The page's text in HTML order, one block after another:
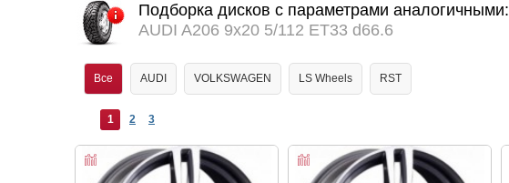
Подборка дисков с параметрами аналогичными:
AUDI A206 9x20 5/112 ET33 d66.6
Все AUDI VOLKSWAGEN LS Wheels RST
1 2 3